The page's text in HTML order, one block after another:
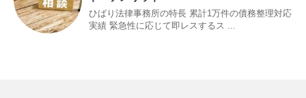
ひばり法律事務所の特長 累計1万件の債務整理対応
実績 緊急性に応じて即レスするス ...